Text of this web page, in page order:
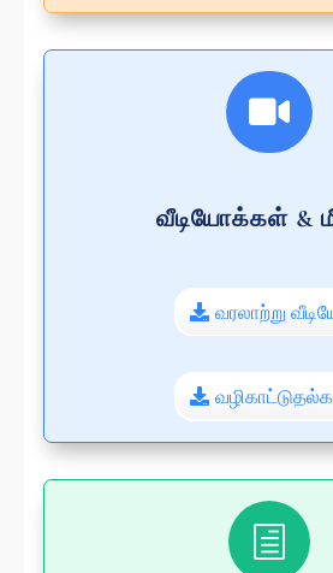

வீடியோக்கள் &
வரலாற்று
h